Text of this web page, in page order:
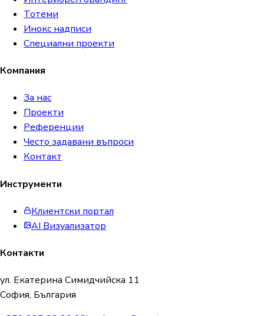
Тотеми
Инокс надписи
Специални проекти
Компания
За нас
Проекти
Референции
Често задавани въпроси
Контакт
Инструменти
Клиентски портал
AI Визуализатор
Контакти
ул. Екатерина Симидчийска 11
София, България